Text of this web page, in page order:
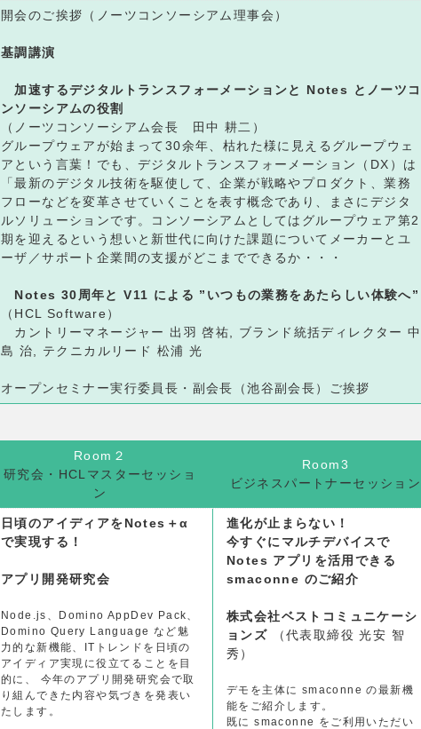
開会のご挨拶（ノーツコンソーシアム理事会）
基調講演
加速するデジタルトランスフォーメーションと Notes とノーツコ
ンソーシアムの役割
（ノーツコンソーシアム会長 田中 耕二）
グループウェアが始まって30余年、枯れた様に見えるグループウェ
アという言葉！でも、デジタルトランスフォーメーション（DX）は
「最新のデジタル技術を駆使して、企業が戦略やプロダクト、業務
フローなどを変革させていくことを表す概念であり、まさにデジタ
ルソリューションです。コンソーシアムとしてはグループウェア第2
期を迎えるという想いと新世代に向けた課題についてメーカーとユ
ーザ／サポート企業間の支援がどこまでできるか・・・
Notes 30周年と V11 による ”いつもの業務をあたらしい体験へ”
（HCL Software）
カントリーマネージャー 出羽 啓祐, ブランド統括ディレクター 中
島 治, テクニカルリード 松浦 光
オープンセミナー実行委員長・副会長（池谷副会長）ご挨拶
Room２
研究会・HCLマスターセッショ
ン
Room3
ビジネスパートナーセッション
日頃のアイディアをNotes＋α
で実現する！​
アプリ開発研究会
Node.js、Domino AppDev Pack、
Domino Query Language など魅
力的な新機能、ITトレンドを日頃の
アイディア実現に役立てることを目
的に、 今年のアプリ開発研究会で取
り組んできた内容や気づきを発表い
たします。
進化が止まらない！
今すぐにマルチデバイスで
Notes アプリを活用できる
smaconne のご紹介​
株式会社ベストコミュニケーシ
ョンズ
（代表取締役 光安 智
秀）
デモを主体に smaconne の最新機
能をご紹介します。
既に smaconne をご利用いただい